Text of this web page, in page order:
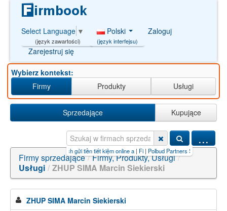
Select Language ▼
(język zawartości)
Polski
(język interfejsu)
Zaloguj
Zarejestruj się
Wybierz kontekst:
Firmy
Produkty Usługi
Sprzedające Kupujące
...
gửi tiền tiết kiệm online a |Fi|Polbud Partners Sp. z o.o.
Firmy sprzedające / Firmy, Produkty, Usługi /
Usługi / ZHUP SIMA Marcin Siekierski
ZHUP SIMA Marcin Siekierski